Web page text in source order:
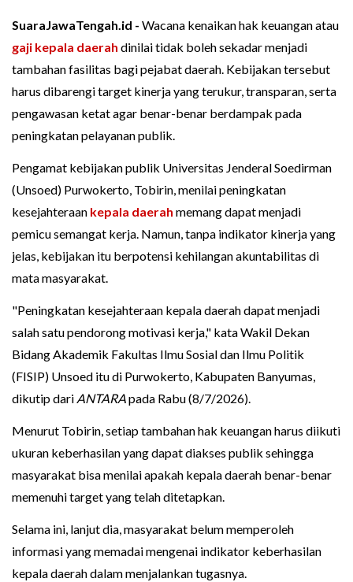
SuaraJawaTengah.id - Wacana kenaikan hak keuangan atau
gaji kepala daerah dinilai tidak boleh sekadar menjadi
tambahan fasilitas bagi pejabat daerah. Kebijakan tersebut
harus dibarengi target kinerja yang terukur, transparan, serta
pengawasan ketat agar benar-benar berdampak pada
peningkatan pelayanan publik.
Pengamat kebijakan publik Universitas Jenderal Soedirman
(Unsoed) Purwokerto, Tobirin, menilai peningkatan
kesejahteraan kepala daerah memang dapat menjadi
pemicu semangat kerja. Namun, tanpa indikator kinerja yang
jelas, kebijakan itu berpotensi kehilangan akuntabilitas di
mata masyarakat.
"Peningkatan kesejahteraan kepala daerah dapat menjadi
salah satu pendorong motivasi kerja," kata Wakil Dekan
Bidang Akademik Fakultas Ilmu Sosial dan Ilmu Politik
(FISIP) Unsoed itu di Purwokerto, Kabupaten Banyumas,
dikutip dari ANTARApada Rabu (8/7/2026).
Menurut Tobirin, setiap tambahan hak keuangan harus diikuti
ukuran keberhasilan yang dapat diakses publik sehingga
masyarakat bisa menilai apakah kepala daerah benar-benar
memenuhi target yang telah ditetapkan.
Selama ini, lanjut dia, masyarakat belum memperoleh
informasi yang memadai mengenai indikator keberhasilan
kepala daerah dalam menjalankan tugasnya.